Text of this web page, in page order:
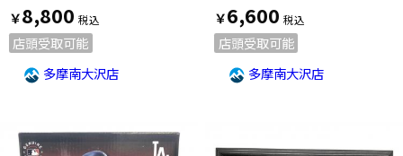
￥8,800
店頭受取可能
多摩南大沢店
￥6,600
店頭受取可能
多摩南大沢店